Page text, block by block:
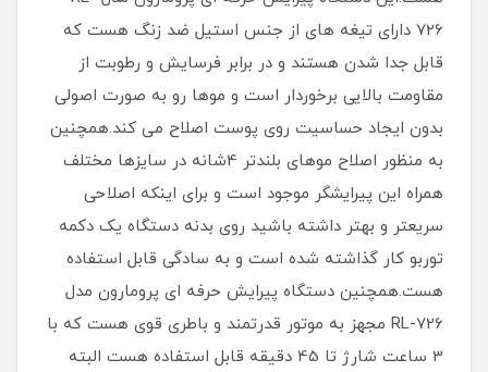
726 دارای تیغه های از جنس استیل ضد زنگ هست که
قابل جدا شدن هستند و در برابر فرسایش و رطوبت از
مقاومت بالایی برخوردار است و موها رو به صورت اصولی
بدون ایجاد حساسیت روی پوست اصلاح می کند.همچنین
به منظور اصلاح موهای بلندتر 4شانه در سایزها مختلف
همراه این پیرایشگر موجود است و برای اینکه اصلاحی
سریعتر و بهتر داشته باشید روی بدنه دستگاه یک دکمه
توربو کار گذاشته شده است و به سادگی قابل استفاده
هست.همچنین دستگاه پیرایش حرفه ای پرومارون مدل
RL-726 مجهز به موتور قدرتمند و باطری قوی هست که با
3 ساعت شارژ تا 45 دقیقه قابل استفاده هست البته